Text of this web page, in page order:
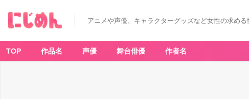
アニメや声優、キャラクターグッズなど女性の求め
TOP 作品名 声優 舞台俳優 作者名